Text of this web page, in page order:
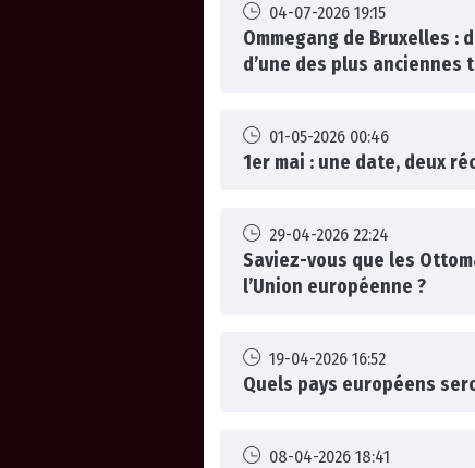
04-07-2026 19:15
Ommegang de Bruxelles
d’une des plus
01-05-2026 00:46
1er mai : une date, deux
29-04-2026 22:24
Saviez-vous que les
l’Union européenne ?
19-04-2026 16:52
Quels pays européens
08-04-2026 18:41